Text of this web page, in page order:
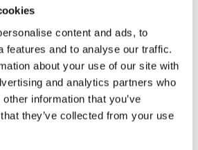
content and ads, to
features and to analyse our traffic.
about your use of our site with
and analytics partners who
information that you’ve
they’ve collected from your use
en Norvège et au Danemark,
en Allemagne et aux États-
quelque 60 personnes. Le
la production se font toujours en
International a fêté ses 40
venir s'annoncent pleines de
ambition inchangée :